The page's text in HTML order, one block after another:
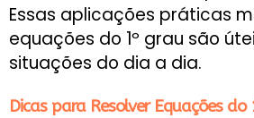
Essas aplicações práticas
equações do 1º grau são
situações do dia a dia.
Dicas para Resolver Equações do